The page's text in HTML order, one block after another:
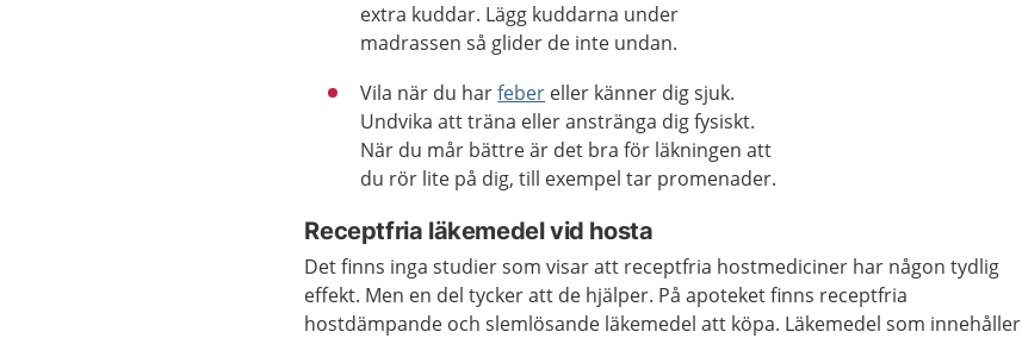
extra kuddar. Lägg kuddarna under
madrassen så glider de inte undan.
Vila när du harfeber eller känner dig sjuk.
Undvika att träna eller anstränga dig fysiskt.
När du mår bättre är det bra för läkningen att
du rör lite på dig, till exempel tar promenader.
Receptfria läkemedel vid hosta
Det finns inga studier som visar att receptfria hostmediciner har någon tydlig
effekt. Men en del tycker att de hjälper. På apoteket finns receptfria
hostdämpande och slemlösande läkemedel att köpa. Läkemedel som innehåller